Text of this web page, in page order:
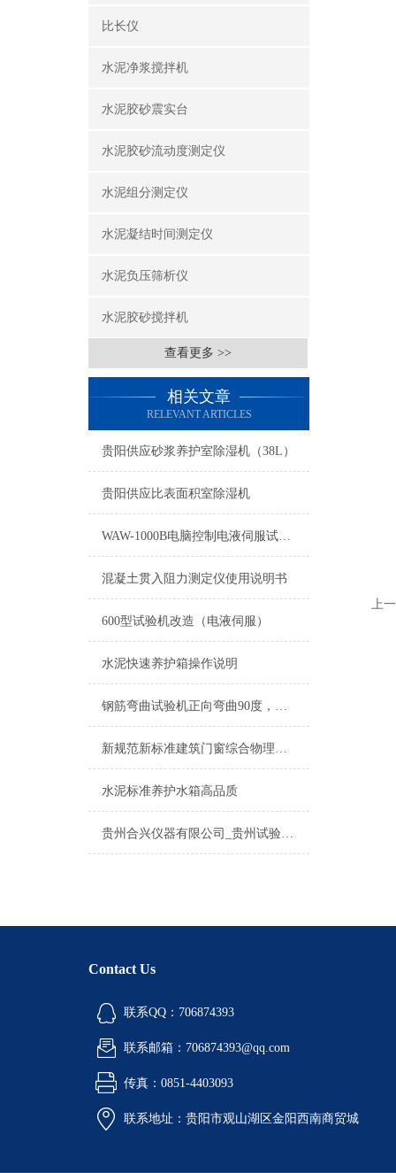
比长仪
水泥净浆搅拌机
水泥胶砂震实台
水泥胶砂流动度测定仪
水泥组分测定仪
水泥凝结时间测定仪
水泥负压筛析仪
水泥胶砂搅拌机
查看更多 >>
相关文章
RELEVANT ARTICLES
贵阳供应砂浆养护室除湿机（38L）
贵阳供应比表面积室除湿机
WAW-1000B电脑控制电液伺服试验机使用操作说明
混凝土贯入阻力测定仪使用说明书
600型试验机改造（电液伺服）
水泥快速养护箱操作说明
钢筋弯曲试验机正向弯曲90度，反向弯曲20度，
新规范新标准建筑门窗综合物理性能试验机工作原理
水泥标准养护水箱高品质
贵州合兴仪器有限公司_贵州试验仪器 贵州进口检测设备
上
Contact Us
联系QQ：706874393
联系邮箱：706874393@qq.com
传真：0851-4403093
联系地址：贵阳市观山湖区金阳西南商贸城